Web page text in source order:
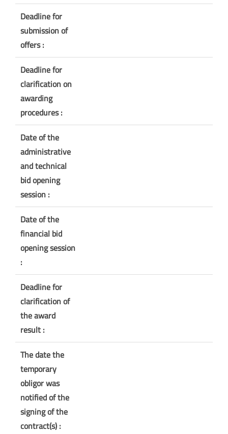
Deadline for
submission of
offers :
Deadline for
clarification on
awarding
procedures :
Date of the
administrative
and technical
bid opening
session :
Date of the
financial bid
opening session
:
Deadline for
clarification of
the award
result :
The date the
temporary
obligor was
notified of the
signing of the
contract(s) :